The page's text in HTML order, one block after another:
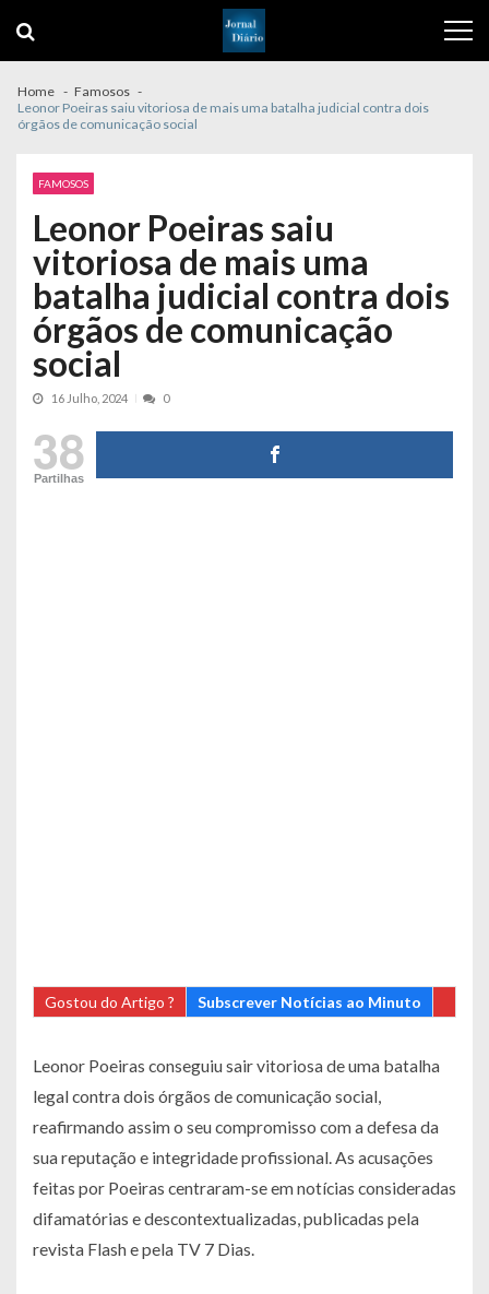
navigation
content
Home
Famosos
Leonor Poeiras saiu vitoriosa de mais uma batalha judicial contra dois
órgãos de comunicação social
FAMOSOS
Leonor Poeiras saiu
vitoriosa de mais uma
batalha judicial contra dois
órgãos de comunicação
social
16 Julho, 2024 0
38
Partilhas
Gostou do Artigo ? Subscrever Notícias ao Minuto
Leonor Poeiras conseguiu sair vitoriosa de uma batalha
legal contra dois órgãos de comunicação social,
reafirmando assim o seu compromisso com a defesa da
sua reputação e integridade profissional. As acusações
feitas por Poeiras centraram-se em notícias consideradas
difamatórias e descontextualizadas, publicadas pela
revista Flash e pela TV 7 Dias.